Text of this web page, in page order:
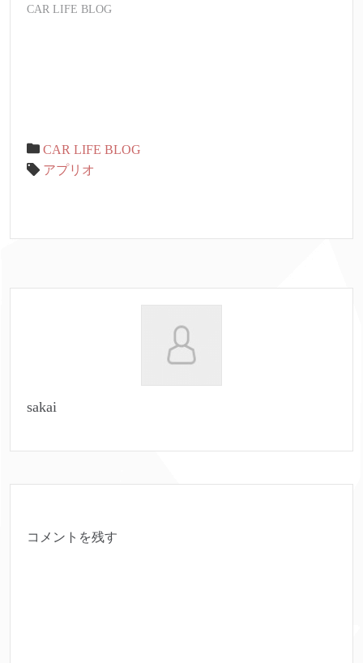
CAR LIFE BLOG
CAR LIFE BLOG
アプリオ
sakai
コメントを残す